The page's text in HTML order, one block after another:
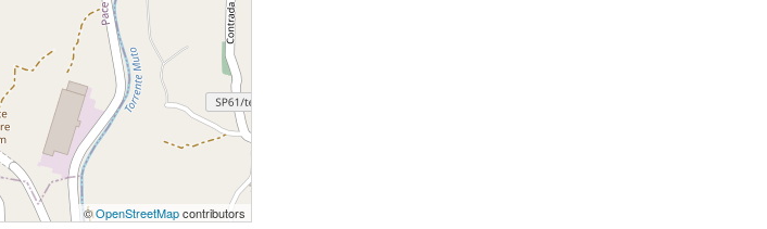
©OpenStreetMapcontributors